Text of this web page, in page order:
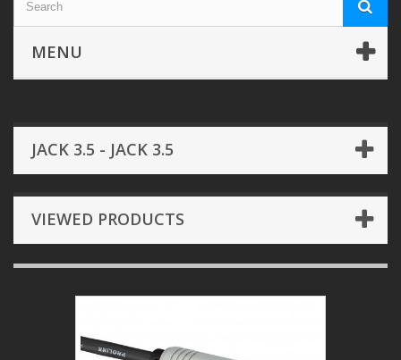
MENU
JACK 3.5 - JACK 3.5
VIEWED PRODUCTS